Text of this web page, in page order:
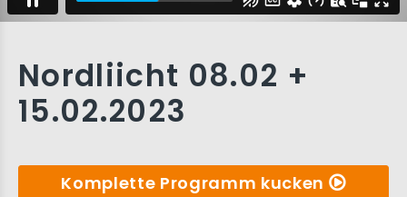
Nordliicht 08.02 +
15.02.2023
Komplette Programm kucken